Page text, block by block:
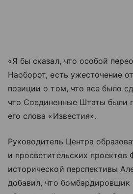
«Я бы сказал, что особой
Наоборот, есть ужесточение
позиции о том, что все было
что Соединенные Штаты были
его слова «Известия».
Руководитель Центра
и просветительских проектов
исторической перспективы
добавил, что бомбардировщик